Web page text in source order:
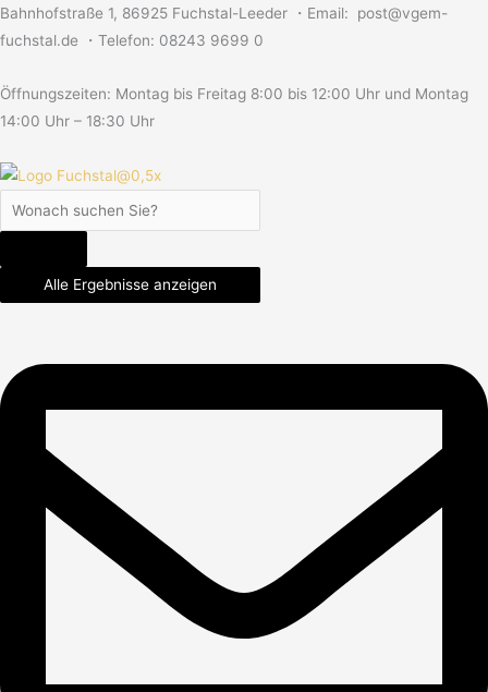
Skip
to
Bahnhofstraße 1, 86925 Fuchstal-Leeder ・Email: post@vgem-
fuchstal.de ・Telefon: 08243 9699 0
Öffnungszeiten: Montag bis Freitag 8:00 bis 12:00 Uhr und Montag
14:00 Uhr – 18:30 Uhr
Search
...
Alle Ergebnisse anzeigen
Search
...
Search
...